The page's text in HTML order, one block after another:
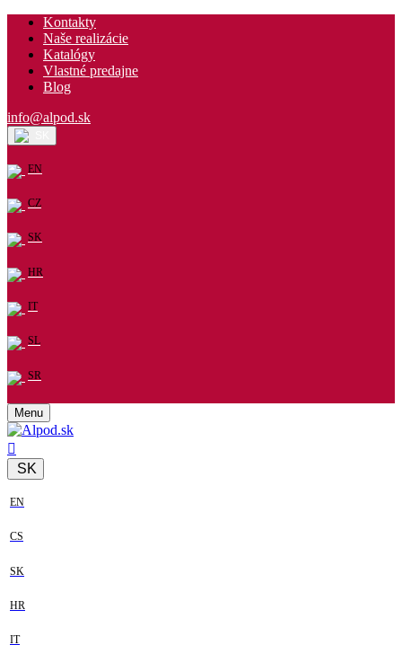
Kontakty
Naše realizácie
Katalógy
Vlastné predajne
Blog
info@alpod.sk
EN
CZ
SK
HR
IT
SL
SR
Menu
SK
EN
CS
SK
HR
IT